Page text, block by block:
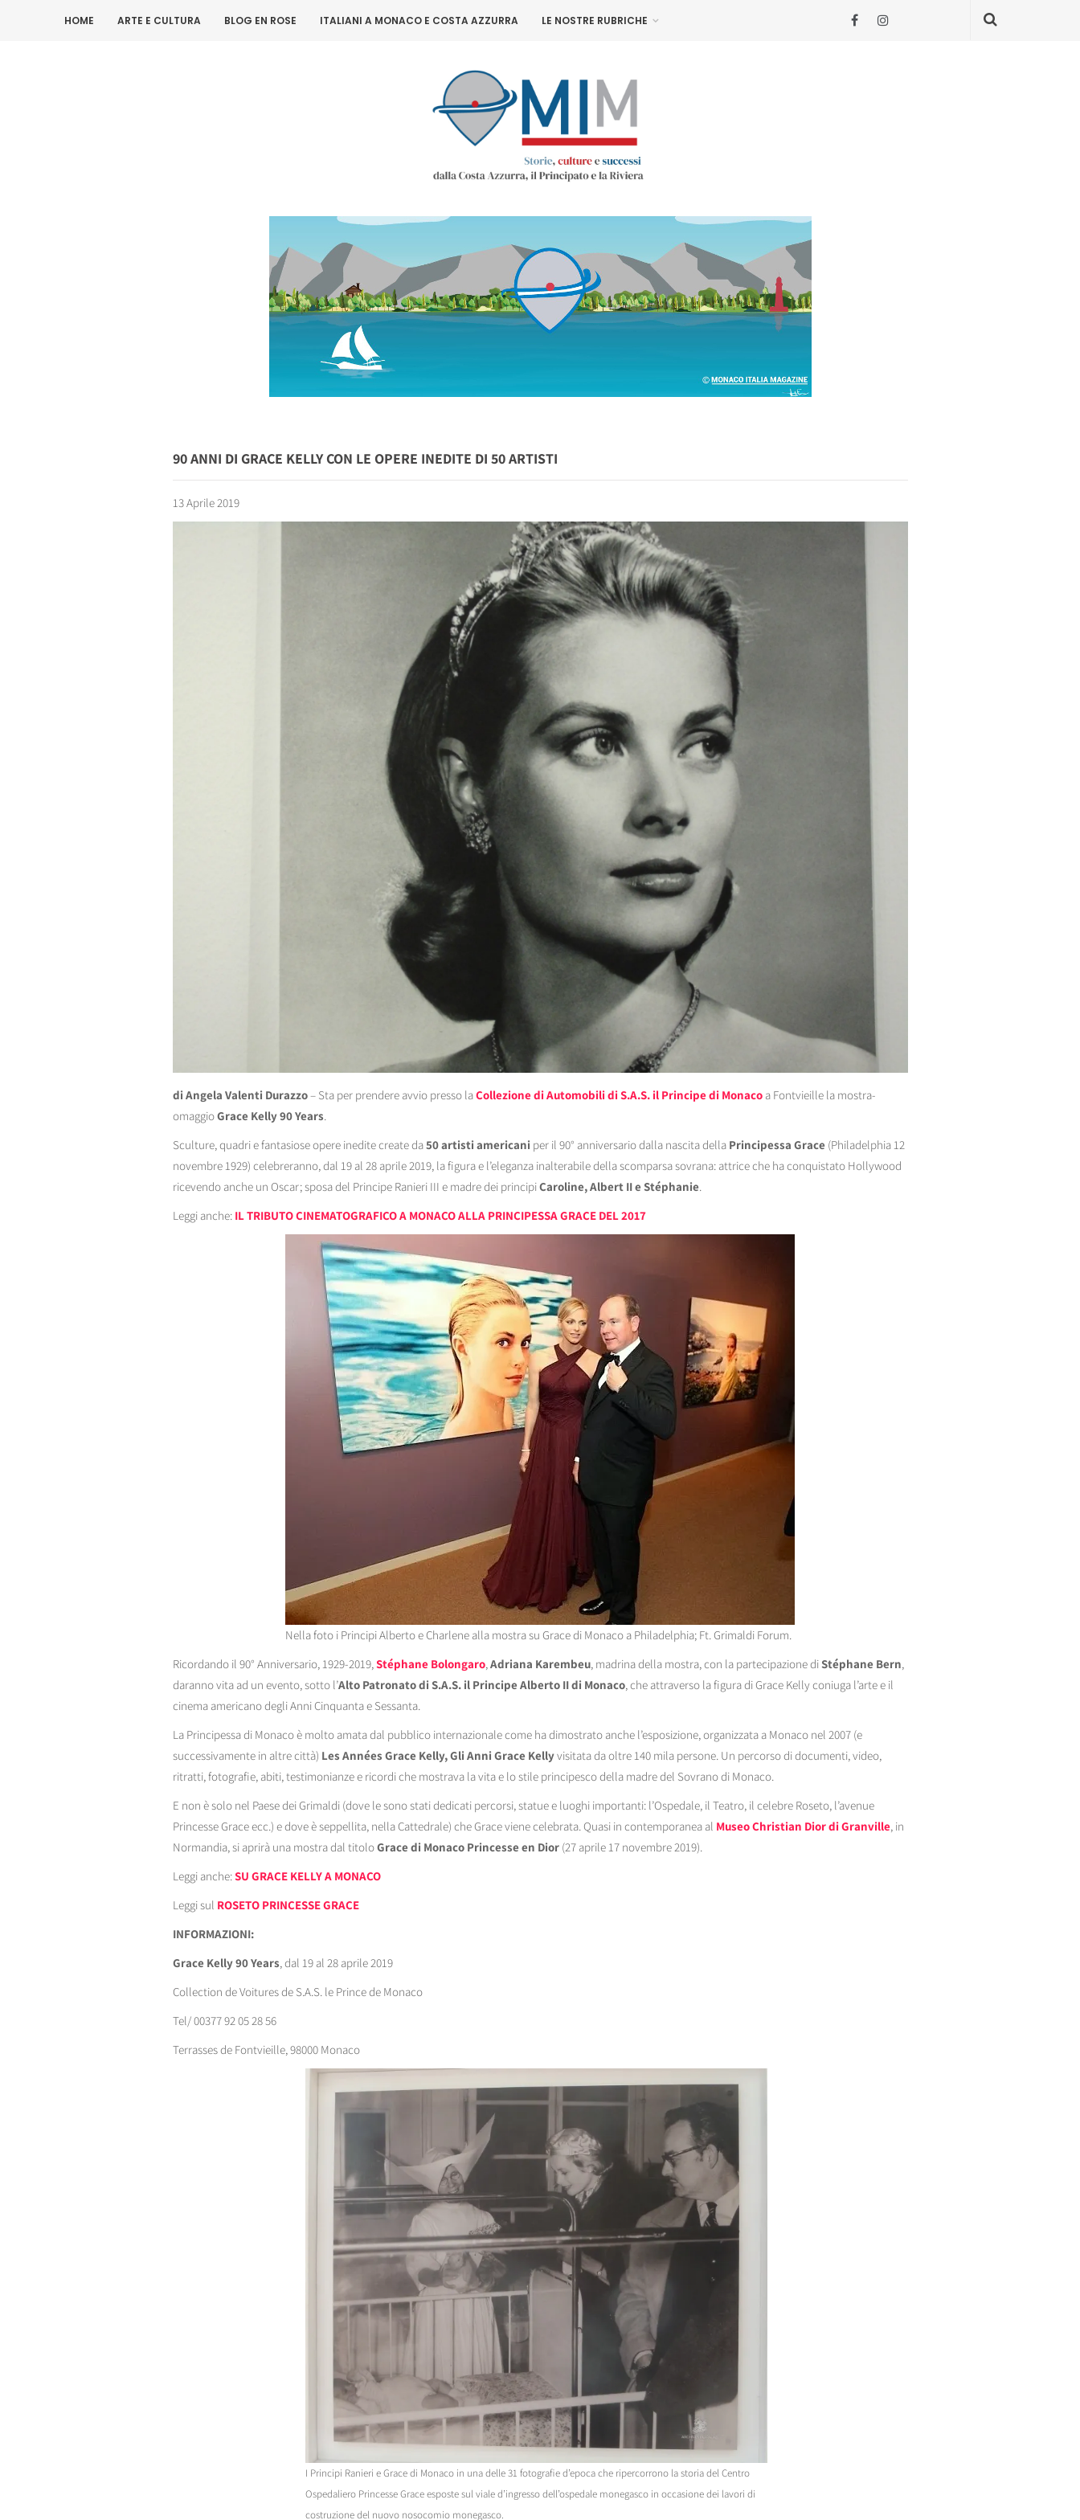
HOME ARTE E CULTURA BLOG EN ROSE ITALIANI A MONACO E COSTA AZZURRA LE NOSTRE RUBRICHE
90 ANNI DI GRACE KELLY CON LE OPERE INEDITE DI 50 ARTISTI
13 Aprile 2019
di Angela Valenti Durazzo– Sta per prendere avvio presso laCollezione di Automobili di S.A.S. il Principe di Monaco a Fontvieille la mostra-
omaggioGrace Kelly 90 Years.
Sculture, quadri e fantasiose opere inedite create da50 artisti americani per il 90° anniversario dalla nascita della Principessa Grace (Philadelphia 12
novembre 1929) celebreranno, dal 19 al 28 aprile 2019, la figura e l’eleganza inalterabile della scomparsa sovrana: attrice che ha conquistato Hollywood
ricevendo anche un Oscar; sposa del Principe Ranieri III e madre dei principiCaroline, Albert II e Stéphanie.
Leggi anche: IL TRIBUTO CINEMATOGRAFICO A MONACO ALLA PRINCIPESSA GRACE DEL 2017
Nella foto i Principi Alberto e Charlene alla mostra su Grace di Monaco a Philadelphia; Ft. Grimaldi Forum.
Ricordando il 90° Anniversario, 1929-2019,Stéphane Bolongaro,Adriana Karembeu, madrina della mostra, con la partecipazione diStéphane Bern,
daranno vita ad un evento, sotto l’Alto Patronato di S.A.S. il Principe Alberto II di Monaco, che attraverso la figura di Grace Kelly coniuga l’arte e il
cinema americano degli Anni Cinquanta e Sessanta.
La Principessa di Monaco è molto amata dal pubblico internazionale come ha dimostrato anche l’esposizione, organizzata a Monaco nel 2007 (e
successivamente in altre città) Les Années Grace Kelly, Gli Anni Grace Kellyvisitata da oltre 140 mila persone. Un percorso di documenti, video,
ritratti, fotografie, abiti, testimonianze e ricordi che mostrava la vita e lo stile principesco della madre del Sovrano di Monaco.
E non è solo nel Paese dei Grimaldi (dove le sono stati dedicati percorsi, statue e luoghi importanti: l’Ospedale, il Teatro, il celebre Roseto, l’avenue
Princesse Grace ecc.) e dove è seppellita, nella Cattedrale) che Grace viene celebrata. Quasi in contemporanea al Museo Christian Dior di Granville, in
Normandia, si aprirà una mostra dal titoloGrace di Monaco Princesse en Dior (27 aprile 17 novembre 2019).
Leggi anche:SU GRACE KELLY A MONACO
Leggi sul ROSETO PRINCESSE GRACE
INFORMAZIONI:
Grace Kelly 90 Years, dal 19 al 28 aprile 2019
Collection de Voitures de S.A.S. le Prince de Monaco
Tel/ 00377 92 05 28 56
Terrasses de Fontvieille, 98000 Monaco
I Principi Ranieri e Grace di Monaco in una delle 31 fotografie d’epoca che ripercorrono la storia del Centro
Ospedaliero Princesse Grace esposte sul viale d’ingresso dell’ospedale monegasco in occasione dei lavori di
costruzione del nuovo nosocomio monegasco.